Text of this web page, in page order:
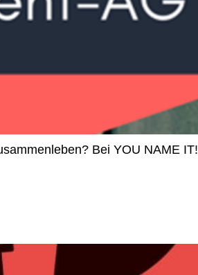
Bei YOU NAME IT!